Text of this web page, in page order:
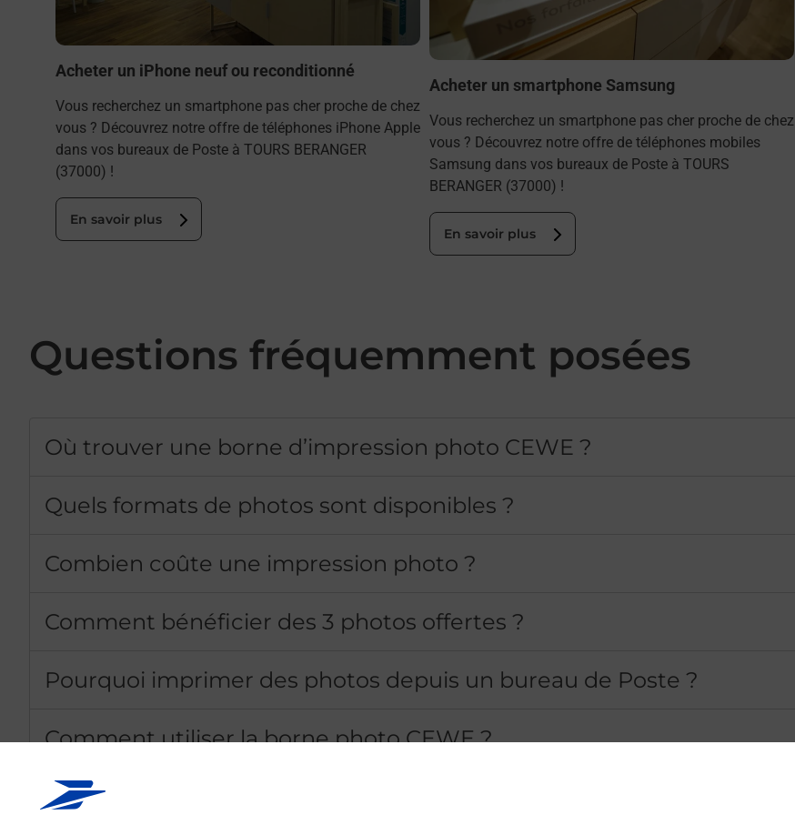
Acheter un iPhone neuf ou reconditionné
Vous recherchez un smartphone pas cher proche de chez
vous ? Découvrez notre offre de téléphones iPhone Apple
dans vos bureaux de Poste à TOURS BERANGER
(37000) !
En savoir plus
Acheter un smartphone Samsung
Vous recherchez un smartphone pas cher proche de chez
vous ? Découvrez notre offre de téléphones mobiles
Samsung dans vos bureaux de Poste à TOURS
BERANGER (37000) !
En savoir plus
Questions fréquemment posées
Où trouver une borne d’impression photo CEWE ?
Quels formats de photos sont disponibles ?
Combien coûte une impression photo ?
Comment bénéficier des 3 photos offertes ?
Pourquoi imprimer des photos depuis un bureau de Poste ?
Comment utiliser la borne photo CEWE ?
Puis-je imprimer des photos depuis mon téléphone ?